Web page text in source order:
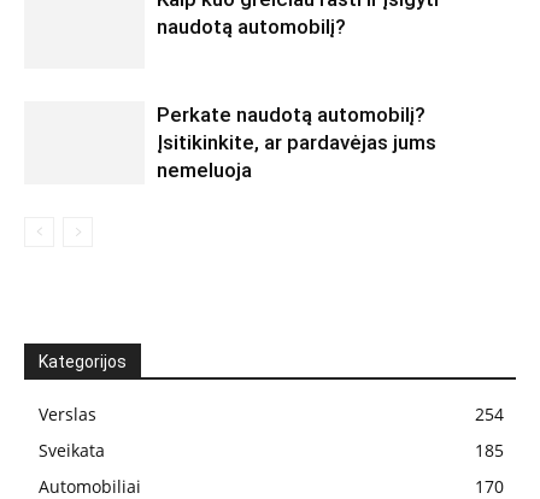
naudotą automobilį?
Perkate naudotą automobilį?
Įsitikinkite, ar pardavėjas jums
nemeluoja
Kategorijos
Verslas
254
Sveikata
185
Automobiliai
170